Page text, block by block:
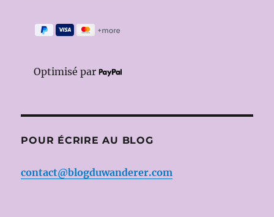
Optimisé par
POUR ÉCRIRE AU BLOG
contact@blogduwanderer.com